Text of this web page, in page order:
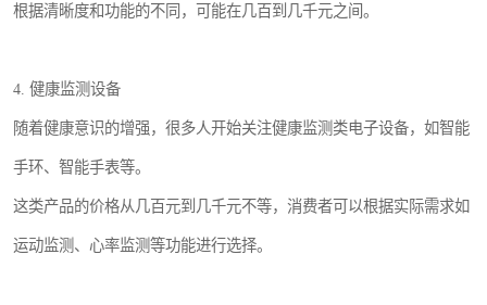
根据清晰度和功能的不同，可能在几百到几千元之间。
4. 健康监测设备
随着健康意识的增强，很多人开始关注健康监测类电子设备，如智能
手环、智能手表等。
这类产品的价格从几百元到几千元不等，消费者可以根据实际需求如
运动监测、心率监测等功能进行选择。